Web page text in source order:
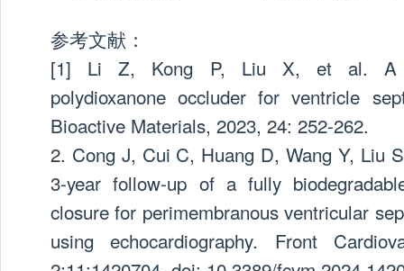
参考文献：
[1] Li Z, Kong P, Liu X, et al. A
polydioxanone occluder for ventricle
Bioactive Materials, 2023, 24: 252-262.
2. Cong J, Cui C, Huang D, Wang Y, Liu
3-year follow-up of a fully
closure for perimembranous ventricular
using echocardiography. Front